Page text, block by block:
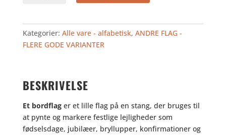
antal
Kategorier: Alle vare - alfabetisk, ANDRE FLAG -
FLERE GODE VARIANTER
BESKRIVELSE
Et bordflager et lille flag på en stang, der bruges til
at pynte og markere festlige lejligheder som
fødselsdage, jubilæer, bryllupper, konfirmationer og